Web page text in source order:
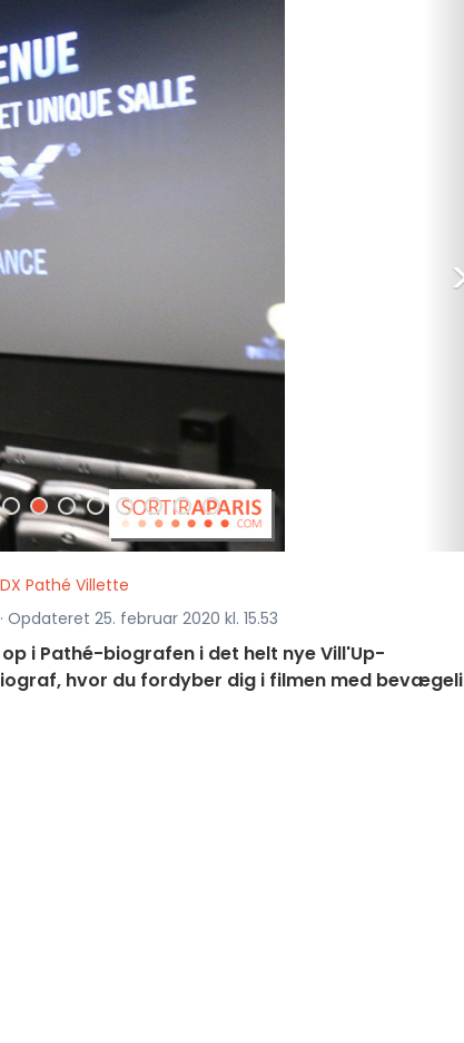
Pathé Villette
Opdateret 25. februar 2020 kl. 15.53
i Pathé-biografen i det helt nye Vill'Up-
hvor du fordyber dig i filmen med